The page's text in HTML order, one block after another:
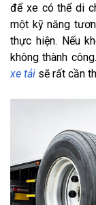
để xe có thể di
một kỹ năng
thực hiện. Nếu
không thành
xe tải sẽ rất cần